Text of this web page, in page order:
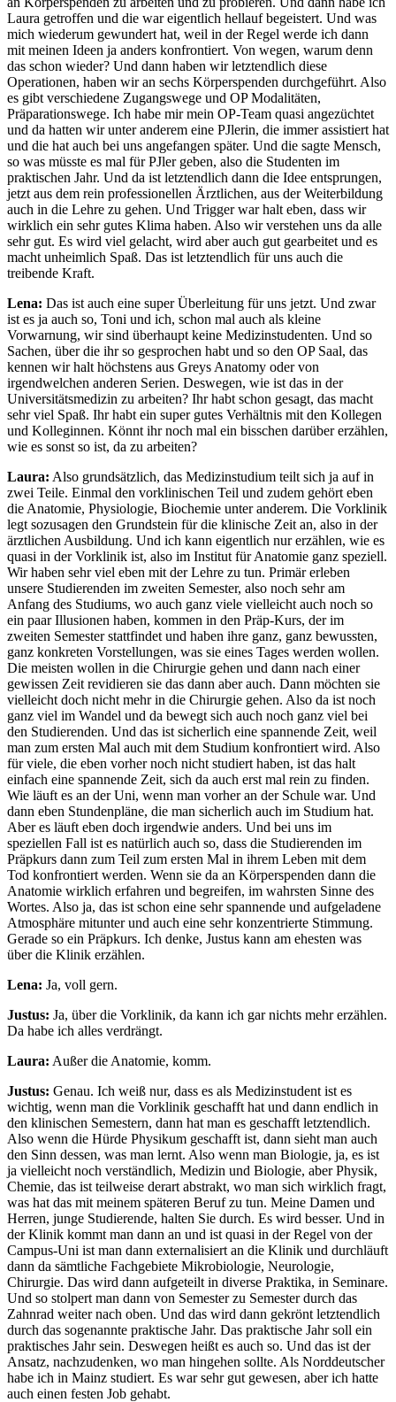
Laura getroffen und die war eigentlich hellauf begeistert. Und was
mich wiederum gewundert hat, weil in der Regel werde ich dann
mit meinen Ideen ja anders konfrontiert. Von wegen, warum denn
das schon wieder? Und dann haben wir letztendlich diese
Operationen, haben wir an sechs Körperspenden durchgeführt. Also
es gibt verschiedene Zugangswege und OP Modalitäten,
Präparationswege. Ich habe mir mein OP-Team quasi angezüchtet
und da hatten wir unter anderem eine PJlerin, die immer assistiert hat
und die hat auch bei uns angefangen später. Und die sagte Mensch,
so was müsste es mal für PJler geben, also die Studenten im
praktischen Jahr. Und da ist letztendlich dann die Idee entsprungen,
jetzt aus dem rein professionellen Ärztlichen, aus der Weiterbildung
auch in die Lehre zu gehen. Und Trigger war halt eben, dass wir
wirklich ein sehr gutes Klima haben. Also wir verstehen uns da alle
sehr gut. Es wird viel gelacht, wird aber auch gut gearbeitet und es
macht unheimlich Spaß. Das ist letztendlich für uns auch die
treibende Kraft.
Lena: Das ist auch eine super Überleitung für uns jetzt. Und zwar
ist es ja auch so, Toni und ich, schon mal auch als kleine
Vorwarnung, wir sind überhaupt keine Medizinstudenten. Und so
Sachen, über die ihr so gesprochen habt und so den OP Saal, das
kennen wir halt höchstens aus Greys Anatomy oder von
irgendwelchen anderen Serien. Deswegen, wie ist das in der
Universitätsmedizin zu arbeiten? Ihr habt schon gesagt, das macht
sehr viel Spaß. Ihr habt ein super gutes Verhältnis mit den Kollegen
und Kolleginnen. Könnt ihr noch mal ein bisschen darüber erzählen,
wie es sonst so ist, da zu arbeiten?
Laura: Also grundsätzlich, das Medizinstudium teilt sich ja auf in
zwei Teile. Einmal den vorklinischen Teil und zudem gehört eben
die Anatomie, Physiologie, Biochemie unter anderem. Die Vorklinik
legt sozusagen den Grundstein für die klinische Zeit an, also in der
ärztlichen Ausbildung. Und ich kann eigentlich nur erzählen, wie es
quasi in der Vorklinik ist, also im Institut für Anatomie ganz speziell.
Wir haben sehr viel eben mit der Lehre zu tun. Primär erleben
unsere Studierenden im zweiten Semester, also noch sehr am
Anfang des Studiums, wo auch ganz viele vielleicht auch noch so
ein paar Illusionen haben, kommen in den Präp-Kurs, der im
zweiten Semester stattfindet und haben ihre ganz, ganz bewussten,
ganz konkreten Vorstellungen, was sie eines Tages werden wollen.
Die meisten wollen in die Chirurgie gehen und dann nach einer
gewissen Zeit revidieren sie das dann aber auch. Dann möchten sie
vielleicht doch nicht mehr in die Chirurgie gehen. Also da ist noch
ganz viel im Wandel und da bewegt sich auch noch ganz viel bei
den Studierenden. Und das ist sicherlich eine spannende Zeit, weil
man zum ersten Mal auch mit dem Studium konfrontiert wird. Also
für viele, die eben vorher noch nicht studiert haben, ist das halt
einfach eine spannende Zeit, sich da auch erst mal rein zu finden.
Wie läuft es an der Uni, wenn man vorher an der Schule war. Und
dann eben Stundenpläne, die man sicherlich auch im Studium hat.
Aber es läuft eben doch irgendwie anders. Und bei uns im
speziellen Fall ist es natürlich auch so, dass die Studierenden im
Präpkurs dann zum Teil zum ersten Mal in ihrem Leben mit dem
Tod konfrontiert werden. Wenn sie da an Körperspenden dann die
Anatomie wirklich erfahren und begreifen, im wahrsten Sinne des
Wortes. Also ja, das ist schon eine sehr spannende und aufgeladene
Atmosphäre mitunter und auch eine sehr konzentrierte Stimmung.
Gerade so ein Präpkurs. Ich denke, Justus kann am ehesten was
über die Klinik erzählen.
Lena: Ja, voll gern.
Justus: Ja, über die Vorklinik, da kann ich gar nichts mehr erzählen.
Da habe ich alles verdrängt.
Laura: Außer die Anatomie, komm.
Justus: Genau. Ich weiß nur, dass es als Medizinstudent ist es
wichtig, wenn man die Vorklinik geschafft hat und dann endlich in
den klinischen Semestern, dann hat man es geschafft letztendlich.
Also wenn die Hürde Physikum geschafft ist, dann sieht man auch
den Sinn dessen, was man lernt. Also wenn man Biologie, ja, es ist
ja vielleicht noch verständlich, Medizin und Biologie, aber Physik,
Chemie, das ist teilweise derart abstrakt, wo man sich wirklich fragt,
was hat das mit meinem späteren Beruf zu tun. Meine Damen und
Herren, junge Studierende, halten Sie durch. Es wird besser. Und in
der Klinik kommt man dann an und ist quasi in der Regel von der
Campus-Uni ist man dann externalisiert an die Klinik und durchläuft
dann da sämtliche Fachgebiete Mikrobiologie, Neurologie,
Chirurgie. Das wird dann aufgeteilt in diverse Praktika, in Seminare.
Und so stolpert man dann von Semester zu Semester durch das
Zahnrad weiter nach oben. Und das wird dann gekrönt letztendlich
durch das sogenannte praktische Jahr. Das praktische Jahr soll ein
praktisches Jahr sein. Deswegen heißt es auch so. Und das ist der
Ansatz, nachzudenken, wo man hingehen sollte. Als Norddeutscher
habe ich in Mainz studiert. Es war sehr gut gewesen, aber ich hatte
auch einen festen Job gehabt.